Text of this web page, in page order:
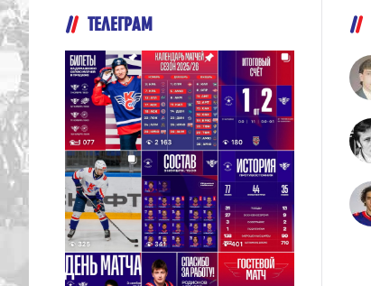
ТЕЛЕГРАМ